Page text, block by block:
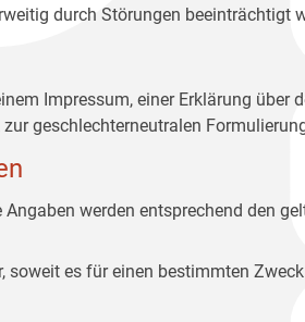
durch Störungen beeinträchtigt
Impressum, einer Erklärung
geschlechterneutralen
werden entsprechend den
soweit es für einen bestimmten